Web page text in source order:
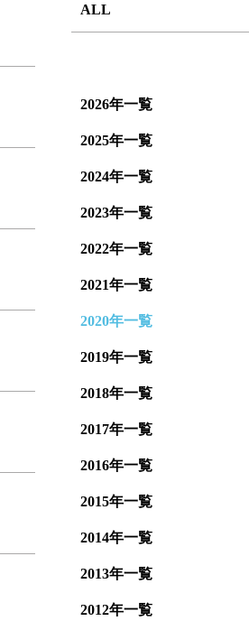
ALL
2026年一覧
2025年一覧
2024年一覧
2023年一覧
2022年一覧
2021年一覧
2020年一覧
2019年一覧
2018年一覧
2017年一覧
2016年一覧
2015年一覧
2014年一覧
2013年一覧
2012年一覧